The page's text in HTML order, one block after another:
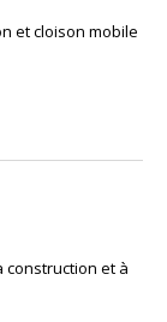
et cloison mobile
construction et à